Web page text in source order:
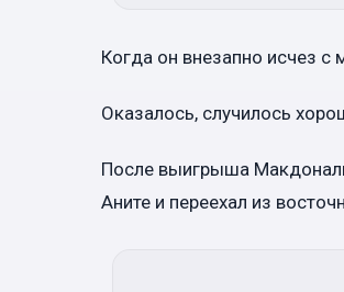
Когда он внезапно исчез с
Оказалось, случилось
После выигрыша
Аните и переехал из